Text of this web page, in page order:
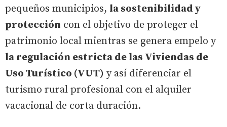
pequeños municipios, la sostenibilidad y
protección con el objetivo de proteger el
patrimonio local mientras se genera empelo y
la regulación estricta de las Viviendas de
Uso Turístico (VUT) y así diferenciar el
turismo rural profesional con el alquiler
vacacional de corta duración.